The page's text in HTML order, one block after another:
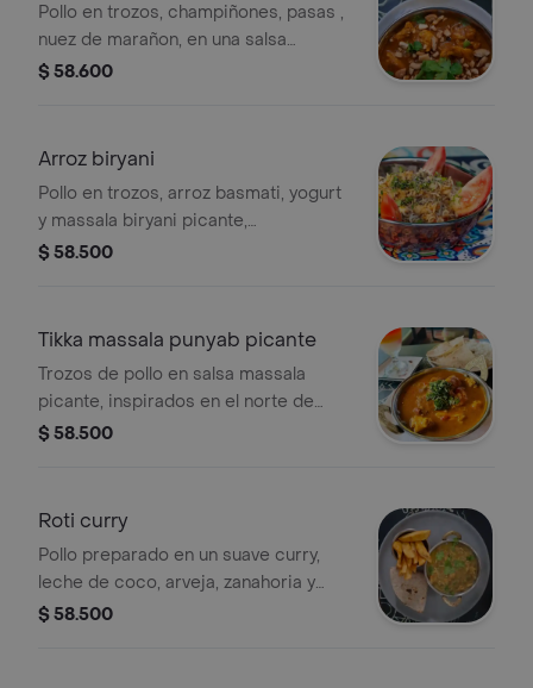
Pollo en trozos, champiñones, pasas ,
nuez de marañon, en una salsa
cremosa con yogurt y garam massala
$ 58.600
Arroz biryani
Pollo en trozos, arroz basmati, yogurt
y massala biryani picante,
acompañado de roti y tomate.
$ 58.500
Tikka massala punyab picante
Trozos de pollo en salsa massala
picante, inspirados en el norte de
India, acompañados de arroz basmati
$ 58.500
Roti curry
Pollo preparado en un suave curry,
leche de coco, arveja, zanahoria y
cebolla acompañado de tortilla roti y
$ 58.500